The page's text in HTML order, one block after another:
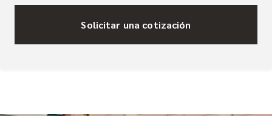
Solicitar una cotización